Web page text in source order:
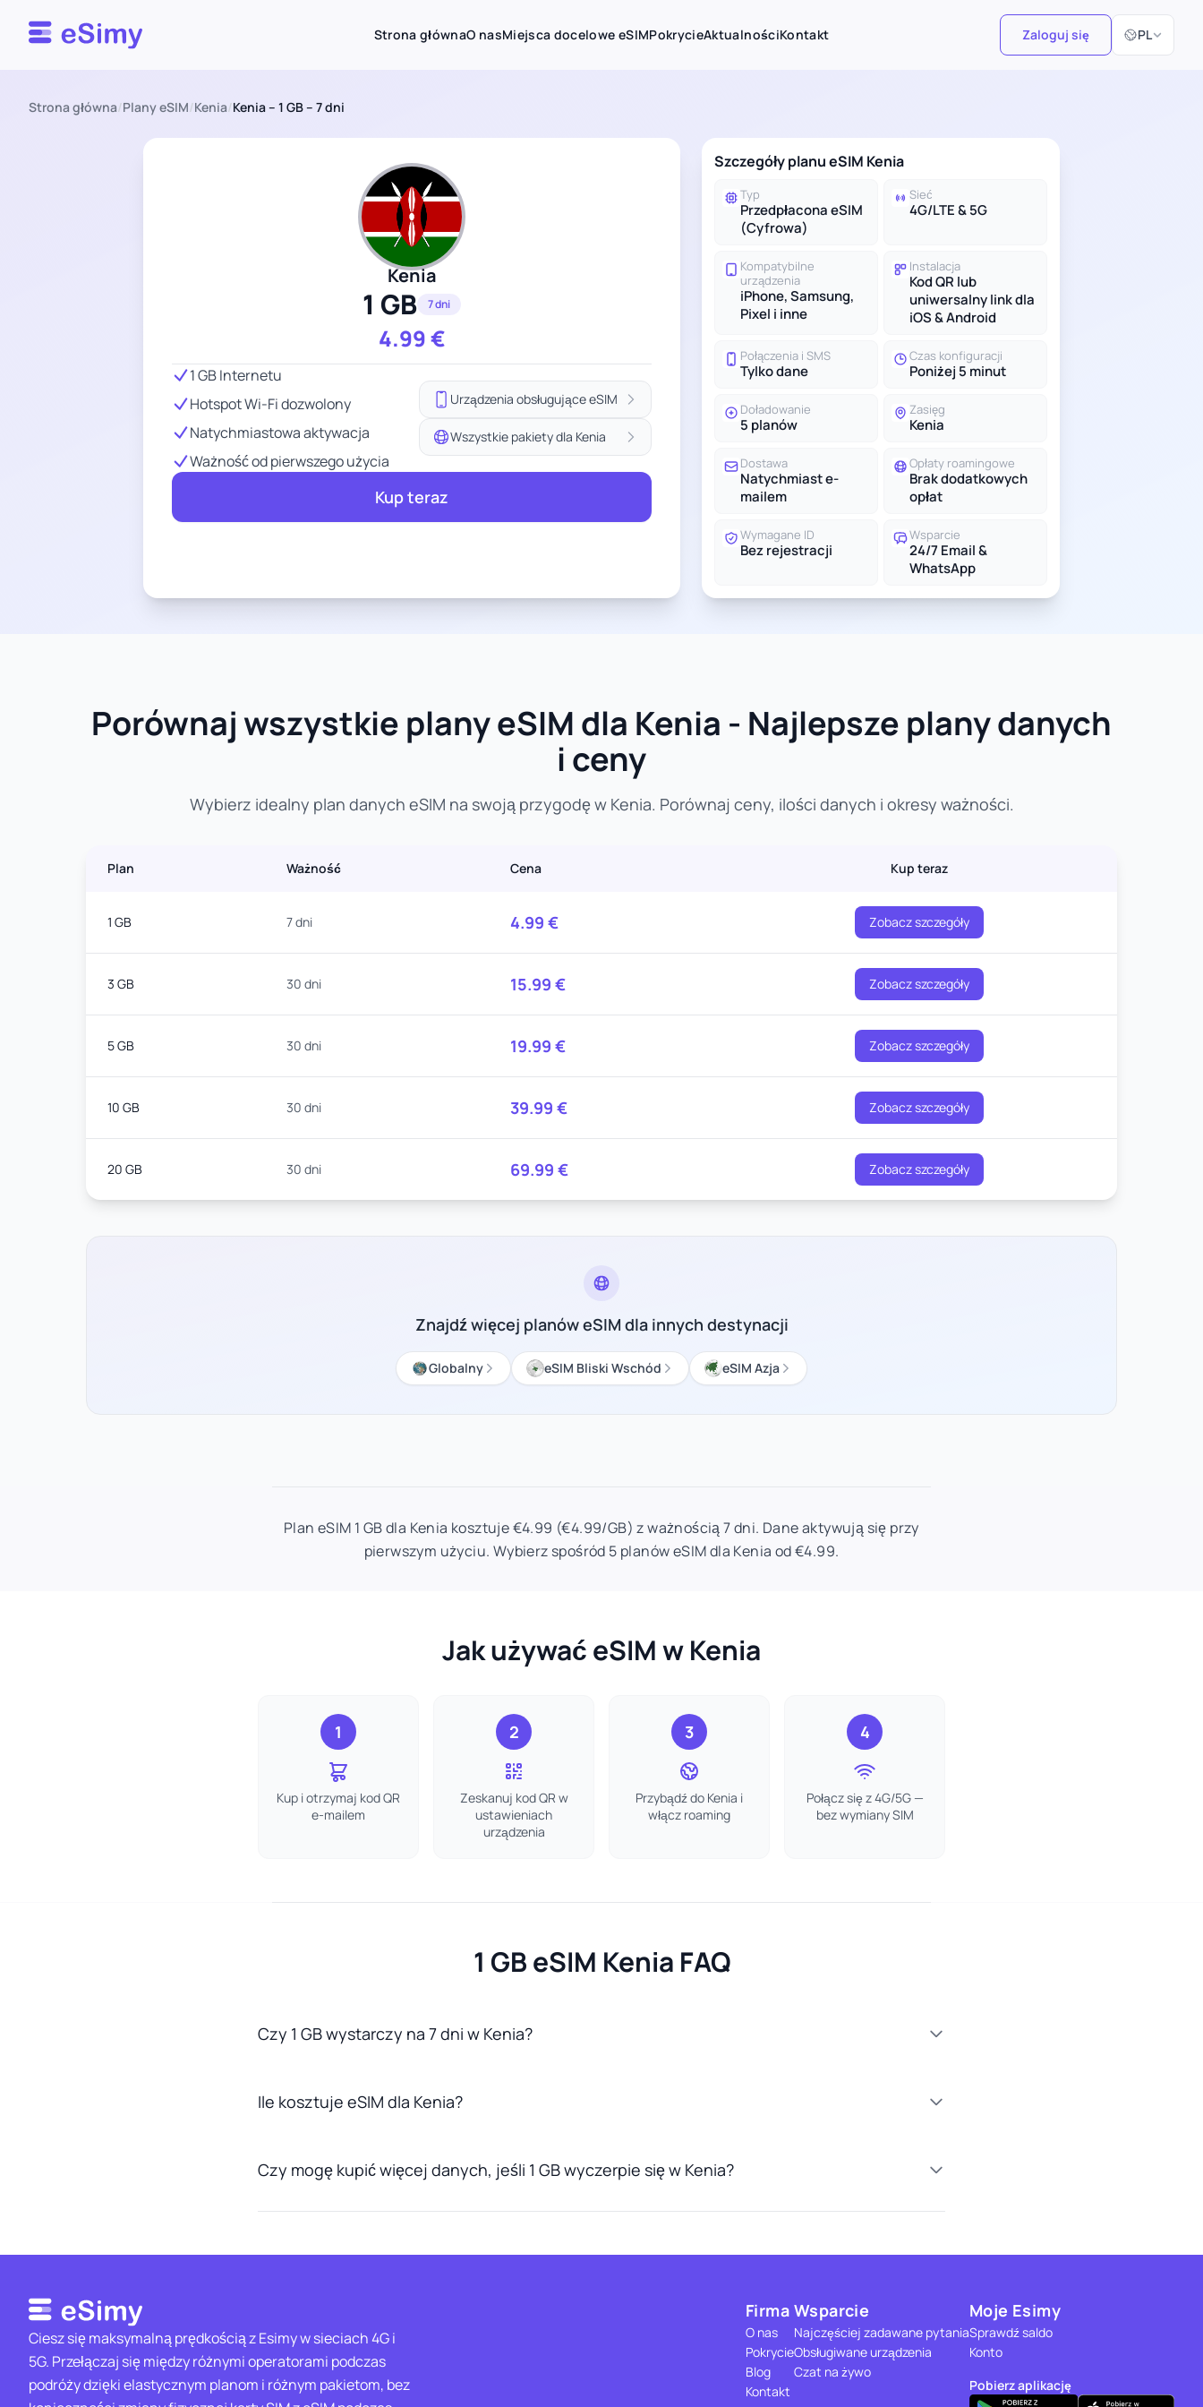
Esimy Strona głównaO nasMiejsca docelowe eSIMPokrycieAktualnościKontakt Zaloguj się PL
Wybierz język
Strona główna/Plany eSIM/Kenia/Kenia – 1 GB – 7 dni
Kenia
1 GB 7 dni
4.99€
1 GB Internetu
Hotspot Wi-Fi dozwolony
Natychmiastowa aktywacja
Ważność od pierwszego użycia
Urządzenia obsługujące eSIM
Wszystkie pakiety dla Kenia
Kup teraz
Szczegóły planu eSIM Kenia
Typ
Przedpłacona eSIM
(Cyfrowa)
Sieć
4G/LTE & 5G
Kompatybilne
urządzenia
iPhone, Samsung,
Pixel i inne
Instalacja
Kod QR lub
uniwersalny link dla
iOS & Android
Połączenia i SMS
Tylko dane
Czas konfiguracji
Poniżej 5 minut
Doładowanie
5 planów
Zasięg
Kenia
Dostawa
Natychmiast e-
mailem
Opłaty roamingowe
Brak dodatkowych
opłat
Wymagane ID
Bez rejestracji
Wsparcie
24/7 Email &
WhatsApp
Porównaj wszystkie plany eSIM dla Kenia - Najlepsze plany danych
i ceny
Wybierz idealny plan danych eSIM na swoją przygodę w Kenia. Porównaj ceny, ilości danych i okresy ważności.
Plan Ważność Cena Kup teraz
1 GB 7 dni 4.99 € Zobacz szczegóły
3 GB 30 dni 15.99 € Zobacz szczegóły
5 GB 30 dni 19.99 € Zobacz szczegóły
10 GB 30 dni 39.99 € Zobacz szczegóły
20 GB 30 dni 69.99 € Zobacz szczegóły
Znajdź więcej planów eSIM dla innych destynacji
Globalny eSIM Bliski Wschód eSIM Azja
Plan eSIM 1 GB dla Kenia kosztuje €4.99 (€4.99/GB) z ważnością 7 dni. Dane aktywują się przy
pierwszym użyciu. Wybierz spośród 5 planów eSIM dla Kenia od €4.99.
Jak używać eSIM w Kenia
1
Kup i otrzymaj kod QR
e-mailem
2
Zeskanuj kod QR w
ustawieniach
urządzenia
3
Przybądź do Kenia i
włącz roaming
4
Połącz się z 4G/5G —
bez wymiany SIM
1 GB eSIM Kenia FAQ
Czy 1 GB wystarczy na 7 dni w Kenia?
Ile kosztuje eSIM dla Kenia?
Czy mogę kupić więcej danych, jeśli 1 GB wyczerpie się w Kenia?
Ciesz się maksymalną prędkością z Esimy w sieciach 4G i
5G. Przełączaj się między różnymi operatorami podczas
podróży dzięki elastycznym planom i różnym pakietom, bez
Firma
O nas
Pokrycie
Blog
Kontakt
Wsparcie
Najczęściej zadawane pytania
Obsługiwane urządzenia
Czat na żywo
Moje Esimy
Sprawdź saldo
Konto
Pobierz aplikację